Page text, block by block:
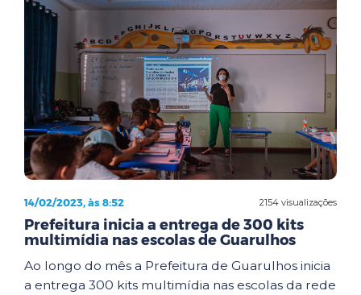
2154 visualizações
14/02/2023, às 8:52
Prefeitura inicia a entrega de 300 kits
multimídia nas escolas de Guarulhos
Ao longo do mês a Prefeitura de Guarulhos inicia
a entrega 300 kits multimídia nas escolas da rede